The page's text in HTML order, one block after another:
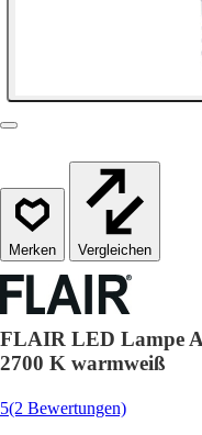
Vergleichen
FLAIR LED Lampe
2700 K warmweiß
5(2 Bewertungen)